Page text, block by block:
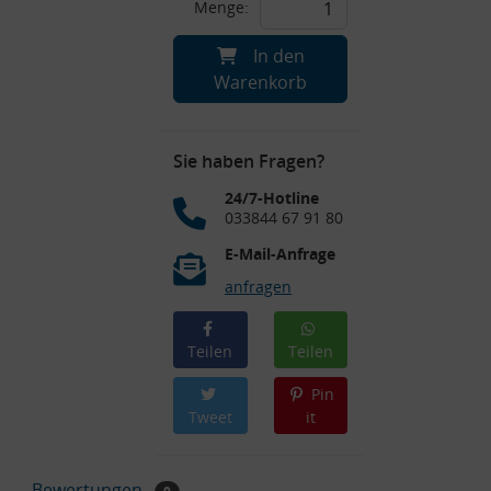
Menge:
In den
Warenkorb
Sie haben Fragen?
24/7-Hotline
033844 67 91 80
E-Mail-Anfrage
anfragen
Teilen Teilen
Tweet
Pin
it